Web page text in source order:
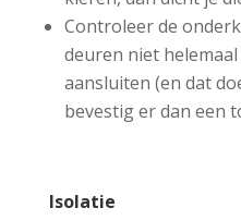
Controleer de
deuren niet
aansluiten (en dat
bevestig er dan een
Isolatie